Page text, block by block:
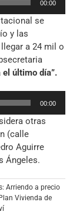
00:00
se
y las
a 24 mil o
último día”.
00:00
otras
(calle
Aguirre
Ángeles.
Arriendo a precio
Plan Vivienda de